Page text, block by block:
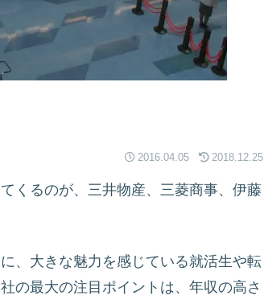
2016.04.05 2018.12.25
くるのが、三井物産、三菱商事、伊藤
、大きな魅力を感じている就活生や転
の最大の注目ポイントは、年収の高さ